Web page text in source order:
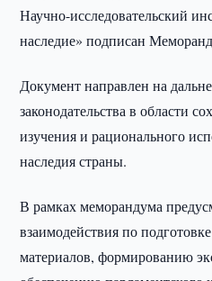
Научно-исследовательский
наследие» подписан
Документ направлен на
законодательства в области
изучения и рационального
наследия страны.
В рамках меморандума
взаимодействия по
материалов, формированию